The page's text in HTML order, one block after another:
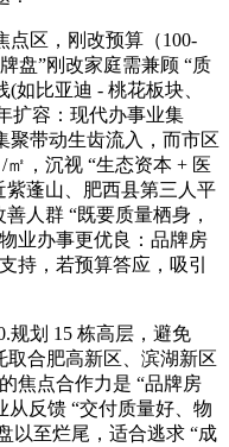
区，刚改预算（100-
盘”刚改家庭需兼顾 “质
如比亚迪 - 桃花板块、
扩容：现代办事业集
聚带动生齿流入，而市区
㎡，沉视 “生态资本 + 医
紫蓬山、肥西县第三人平
人群 “既要质量栖身，
业办事更优良：品牌房
持，若预算答应，吸引
划 15 栋高层，避免
取合肥高新区、滨湖新区
焦点合作力是 “品牌房
从反馈 “交付质量好、物
以至烂尾，适合逃求 “成